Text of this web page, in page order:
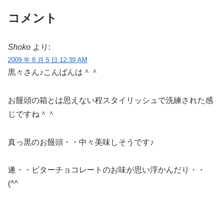
コメント
Shoko より:
2009 年 8 月 5 日 12:39 AM
黒々さん♪こんばんは＾＾
お饅頭の箱とは思えない程スタイリッシュで洗練された感
じですね＾＾
真っ黒のお饅頭・・中々美味しそうです♪
遂・・ビターチョコレートのお味が思い浮かんだり・・
(^^ゞ